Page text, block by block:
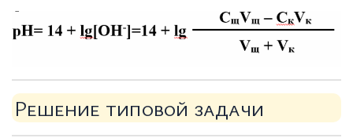
Решение типовой задачи